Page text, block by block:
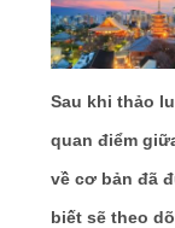
Sau khi thảo
quan điểm
về cơ bản đã
biết sẽ theo